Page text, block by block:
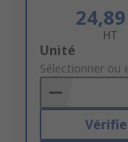
HT
Add
to
Basket
Unité
Sélectionner ou